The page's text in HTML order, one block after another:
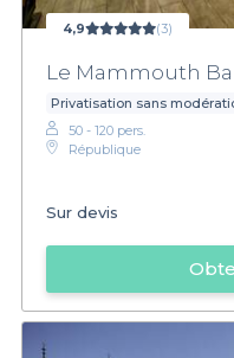
4,9 (3)
Le Mammouth
Privatisation sans
50 - 120 pers.
République
Sur devis